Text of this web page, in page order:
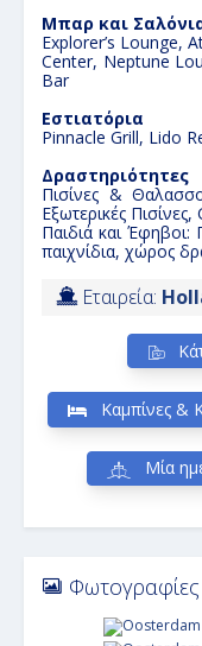
Μπαρ και
Explorer’s Lounge,
Center, Neptune
Bar
Εστιατόρια
Pinnacle Grill, Lido
Δραστηριότητες
Πισίνες &
Εξωτερικές
Παιδιά και Έφηβοι:
παιχνίδια, χώρος
Εταιρεία:
Καμπίνες &
Μία